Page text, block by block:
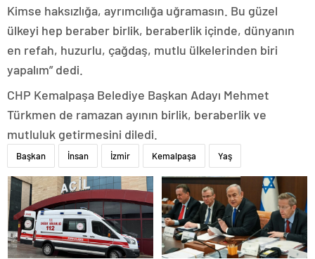
Kimse haksızlığa, ayrımcılığa uğramasın. Bu güzel
ülkeyi hep beraber birlik, beraberlik içinde, dünyanın
en refah, huzurlu, çağdaş, mutlu ülkelerinden biri
yapalım” dedi.
CHP Kemalpaşa Belediye Başkan Adayı Mehmet
Türkmen de ramazan ayının birlik, beraberlik ve
mutluluk getirmesini diledi.
Başkan İnsan İzmir Kemalpaşa Yaş